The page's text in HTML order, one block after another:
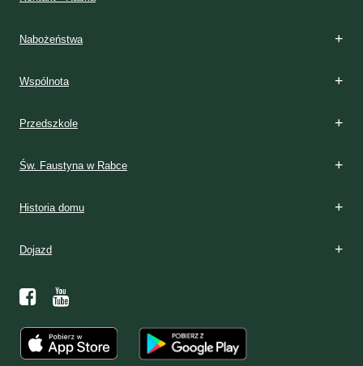
Nabożeństwa
Wspólnota
Przedszkole
Św. Faustyna w Rabce
Historia domu
Dojazd